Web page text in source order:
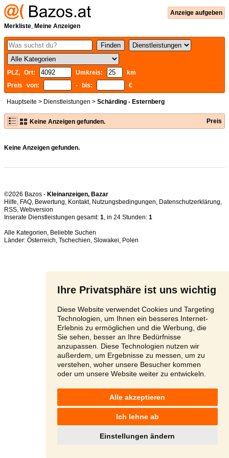
Ihre Privatsphäre ist uns wichtig
Diese Website verwendet Cookies und Targeting
Technologien, um Ihnen ein besseres Internet-
Erlebnis zu ermöglichen und die Werbung, die
Sie sehen, besser an Ihre Bedürfnisse
anzupassen. Diese Technologien nutzen wir
außerdem, um Ergebnisse zu messen, um zu
verstehen, woher unsere Besucher kommen
oder um unsere Website weiter zu entwickeln.
Alle akzeptieren
Ich lehne ab
Einstellungen ändern
Anzeige aufgeben
Merkliste, Meine Anzeigen
PLZ, Ort: Umkreis:
km
Preis von:
- bis: €
Hauptseite > Dienstleistungen > Schärding - Esternberg
Keine Anzeigen gefunden. Preis
Keine Anzeigen gefunden.
©2026 Bazos - Kleinanzeigen, Bazar
Hilfe, FAQ, Bewertung, Kontakt, Nutzungsbedingungen, Datenschutzerklärung,
RSS,
Inserate Dienstleistungen gesamt: 1, in 24 Stunden: 1
Alle Kategorien, Beliebte Suchen
Länder: Österreich, Tschechien, Slowakei, Polen